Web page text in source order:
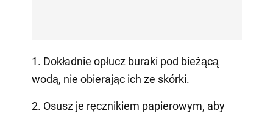
1. Dokładnie opłucz buraki pod bieżącą
wodą, nie obierając ich ze skórki.
2. Osusz je ręcznikiem papierowym, aby